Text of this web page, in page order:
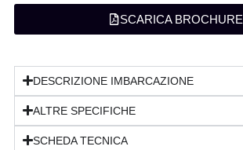
SCARICA BROCHURE
DESCRIZIONE IMBARCAZIONE
ALTRE SPECIFICHE
SCHEDA TECNICA